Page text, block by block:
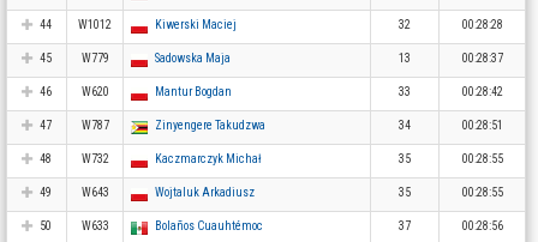
44 W1012 Kiwerski Maciej 32 00:28:28
45 W779 Sadowska Maja 13 00:28:37
46 W620 Mantur Bogdan 33 00:28:42
47 W787 Zinyengere Takudzwa 34 00:28:51
48 W732 Kaczmarczyk Michał 35 00:28:55
49 W643 Wojtaluk Arkadiusz 35 00:28:55
50 W633 Bolaños Cuauhtémoc 37 00:28:56